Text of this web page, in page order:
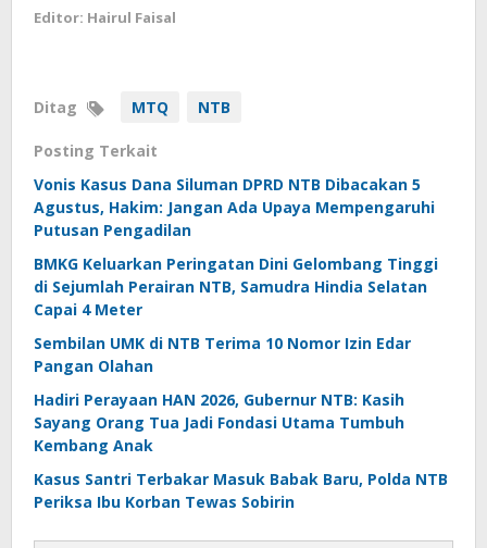
Editor: Hairul Faisal
Ditag MTQ NTB
Posting Terkait
Vonis Kasus Dana Siluman DPRD NTB Dibacakan 5
Agustus, Hakim: Jangan Ada Upaya Mempengaruhi
Putusan Pengadilan
BMKG Keluarkan Peringatan Dini Gelombang Tinggi
di Sejumlah Perairan NTB, Samudra Hindia Selatan
Capai 4 Meter
Sembilan UMK di NTB Terima 10 Nomor Izin Edar
Pangan Olahan
Hadiri Perayaan HAN 2026, Gubernur NTB: Kasih
Sayang Orang Tua Jadi Fondasi Utama Tumbuh
Kembang Anak
Kasus Santri Terbakar Masuk Babak Baru, Polda NTB
Periksa Ibu Korban Tewas Sobirin